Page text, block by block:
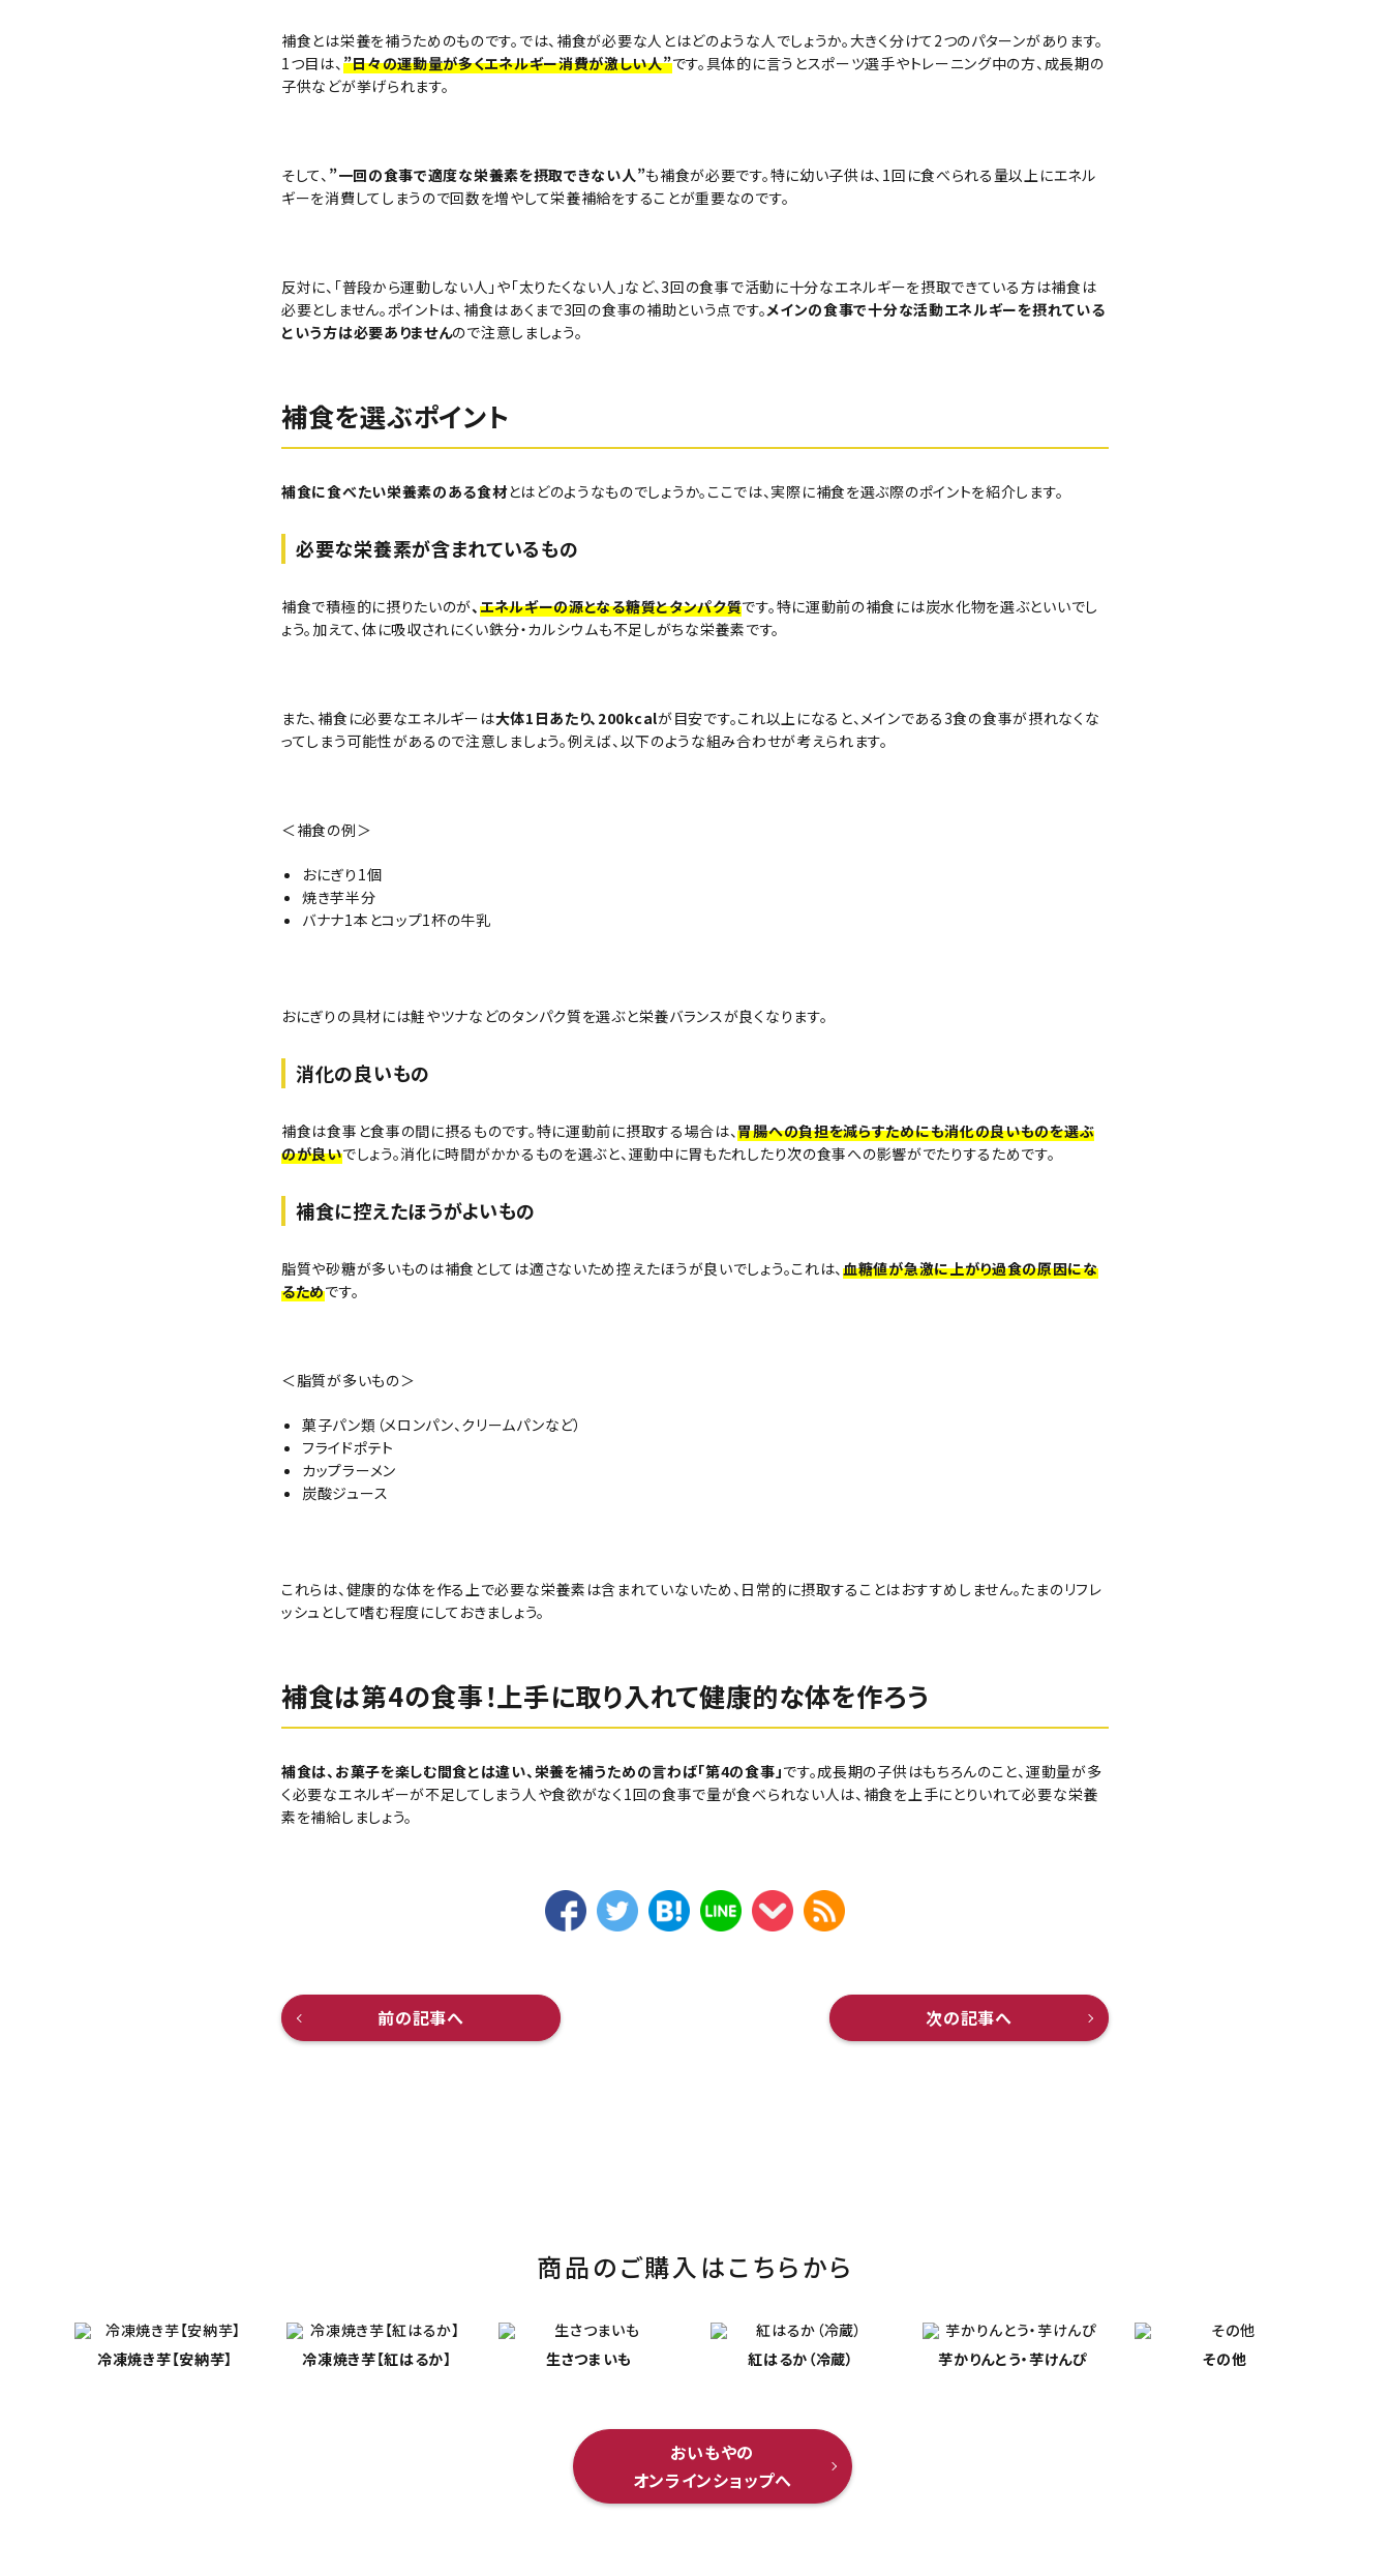
補食とは栄養を補うためのものです。では、補食が必要な人とはどのような人でしょうか。大きく分けて2つのパターンがあります。
1つ目は、”日々の運動量が多くエネルギー消費が激しい人”です。具体的に言うとスポーツ選手やトレーニング中の方、成長期の
子供などが挙げられます。
そして、 ”一回の食事で適度な栄養素を摂取できない人”も補食が必要です。特に幼い子供は、1回に食べられる量以上にエネル
ギーを消費してしまうので回数を増やして栄養補給をすることが重要なのです。
反対に、「普段から運動しない人」や「太りたくない人」など、3回の食事で活動に十分なエネルギーを摂取できている方は補食は
必要としません。ポイントは、補食はあくまで3回の食事の補助という点です。メインの食事で十分な活動エネルギーを摂れている
という方は必要ありませんので注意しましょう。
補食を選ぶポイント
補食に食べたい栄養素のある食材とはどのようなものでしょうか。ここでは、実際に補食を選ぶ際のポイントを紹介します。
必要な栄養素が含まれているもの
補食で積極的に摂りたいのが、エネルギーの源となる糖質とタンパク質です。特に運動前の補食には炭水化物を選ぶといいでし
ょう。加えて、体に吸収されにくい鉄分・カルシウムも不足しがちな栄養素です。
また、補食に必要なエネルギーは大体1日あたり、200kcalが目安です。これ以上になると、メインである3食の食事が摂れなくな
ってしまう可能性があるので注意しましょう。例えば、以下のような組み合わせが考えられます。
＜補食の例＞
おにぎり1個
焼き芋半分
バナナ1本とコップ1杯の牛乳
おにぎりの具材には鮭やツナなどのタンパク質を選ぶと栄養バランスが良くなります。
消化の良いもの
補食は食事と食事の間に摂るものです。特に運動前に摂取する場合は、胃腸への負担を減らすためにも消化の良いものを選ぶ
のが良いでしょう。消化に時間がかかるものを選ぶと、運動中に胃もたれしたり次の食事への影響がでたりするためです。
補食に控えたほうがよいもの
脂質や砂糖が多いものは補食としては適さないため控えたほうが良いでしょう。これは、血糖値が急激に上がり過食の原因にな
るためです。
＜脂質が多いもの＞
菓子パン類（メロンパン、クリームパンなど）
フライドポテト
カップラーメン
炭酸ジュース
これらは、健康的な体を作る上で必要な栄養素は含まれていないため、日常的に摂取することはおすすめしません。たまのリフレ
ッシュとして嗜む程度にしておきましょう。
補食は第4の食事！上手に取り入れて健康的な体を作ろう
補食は、お菓子を楽しむ間食とは違い、栄養を補うための言わば「第4の食事」です。成長期の子供はもちろんのこと、運動量が多
く必要なエネルギーが不足してしまう人や食欲がなく1回の食事で量が食べられない人は、補食を上手にとりいれて必要な栄養
素を補給しましょう。
前の記事へ 次の記事へ
商品のご購入はこちらから
冷凍焼き芋【安納芋】 冷凍焼き芋【紅はるか】 生さつまいも 紅はるか（冷蔵） 芋かりんとう・芋けんぴ その他
おいもやの
オンラインショップへ